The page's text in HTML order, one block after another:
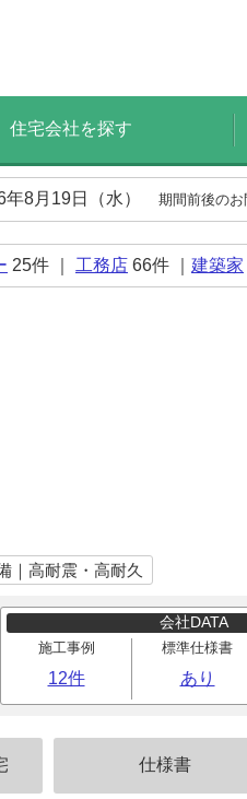
住宅会社を探す
年8月19日（水） 期間前後のお
25件 ｜ 工務店 66件 ｜ 建築家
｜高耐震・高耐久
会社DATA
施工事例
12件
標準仕様書
あり
仕様書